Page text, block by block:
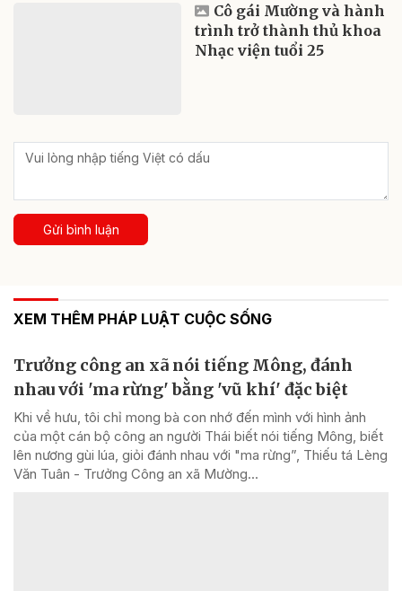
Cô gái Mường và hành
trình trở thành thủ khoa
Nhạc viện tuổi 25
Gửi bình luận
XEM THÊM PHÁP LUẬT CUỘC SỐNG
Trưởng công an xã nói tiếng Mông, đánh
nhau với 'ma rừng' bằng 'vũ khí' đặc biệt
Khi về hưu, tôi chỉ mong bà con nhớ đến mình với hình ảnh
của một cán bộ công an người Thái biết nói tiếng Mông, biết
lên nương gùi lúa, giỏi đánh nhau với "ma rừng”, Thiếu tá Lèng
Văn Tuân - Trưởng Công an xã Mường...